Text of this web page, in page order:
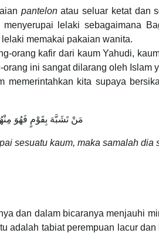
pantelonatau seluar ketat dan
lelaki sebagaimana
memakai pakaian wanita.
orang kafir dari kaum Yahudi,
ini sangat dilarang oleh
kita supaya
مَنْ تَشَبَّهَ بِقَوْمٍ فَهُوَ
sesuatu kaum, maka samalah dia
dan dalam bicaranya menjauhi
adalah tabiat perempuan lacur